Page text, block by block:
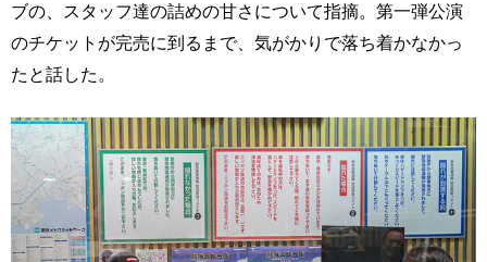
ブの、スタッフ達の詰めの甘さについて指摘。第一弾公演
のチケットが完売に到るまで、気がかりで落ち着かなかっ
たと話した。